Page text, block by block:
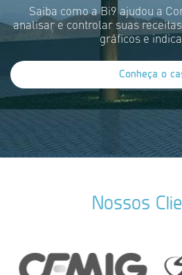
Saiba como a Bi9 ajudou a
analisar e controlar suas
gráficos e
Conheça o
Nossos